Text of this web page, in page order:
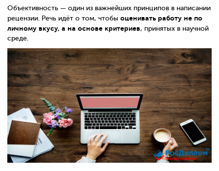
Объективность — один из важнейших принципов в написании
рецензии. Речь идёт о том, чтобы оценивать работу не по
личному вкусу, а на основе критериев, принятых в научной
среде.